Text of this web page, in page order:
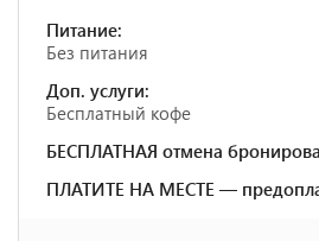
Питание:
Без питания
Доп. услуги:
Бесплатный кофе
БЕСПЛАТНАЯ отмена
ПЛАТИТЕ НА МЕСТЕ —